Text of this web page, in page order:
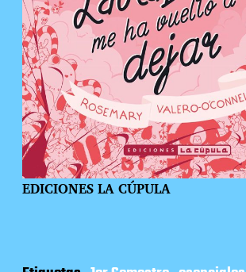
EDICIONES LA CÚPULA